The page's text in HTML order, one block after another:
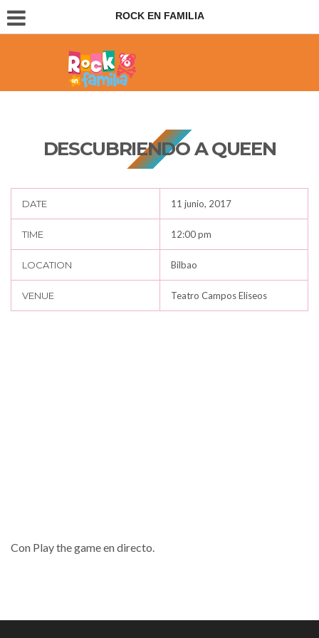
ROCK EN FAMILIA
Conciertos para padres e hijos
DESCUBRIENDO A QUEEN
DATE 11 junio, 2017
TIME 12:00 pm
LOCATION Bilbao
VENUE Teatro Campos Eliseos
Con Play the game en directo.